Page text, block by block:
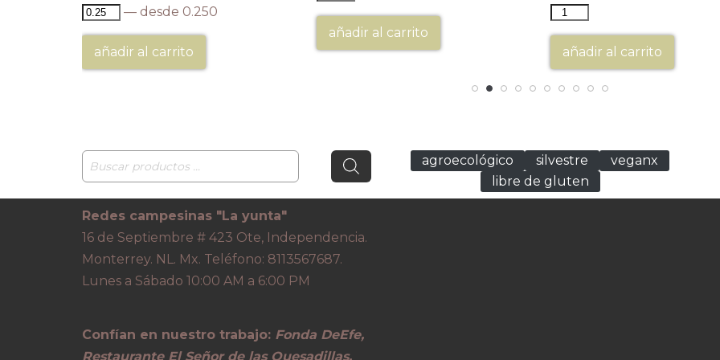
— desde 0.250
añadir al carrito
añadir al carrito
añadir al carrito
agroecológico silvestre
veganx
libre de gluten
Redes campesinas "La yunta"
16 de Septiembre # 423 Ote, Independencia.
Monterrey. NL. Mx. Teléfono: 8113567687.
Lunes a Sábado 10:00 AM a 6:00 PM
Confían en nuestro trabajo: Fonda DeEfe,
Restaurante El Señor de las Quesadillas,